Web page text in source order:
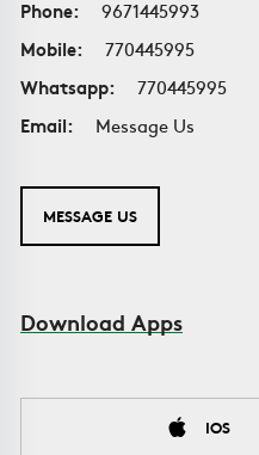
Phone:
9671445993
Mobile:
770445995
Whatsapp:
770445995
Email:
Message Us
MESSAGE US
Download Apps
IOS